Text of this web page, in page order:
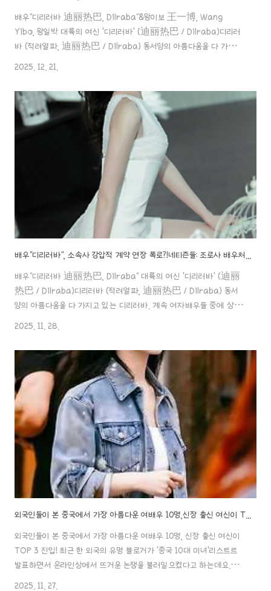
배우"디리러바 迪丽热巴, Dilraba"&왕이보 王一博, Wang
Yibo, 왕일박 대륙의 여신 ‘디리러바’ (迪丽热巴 / Dilraba)디리러
바 (적려열파, 迪丽热巴 / Dilraba) 동서양의 아름다움을 다 가지고
반전미가 가득 “왕이보” (王 一博, Wáng Yībó)왕이보 (王 一博
Wáng Yībó) 굉장히 샤이가이인데, 정열적이고, 굉장히 무뚝뚝한데, 또
댕댕이스럽고. 보면 볼수록 볼매라 하죠. 딱 그 말이 맞는 거 같아요..! 반
전미가 가득한 왕이보에 대한 포스aaa888000.com ✖️ 두 톱스타의
열애설, 설마 이 둘이?!그런데 결과는 대반전..
2025. 12. 21.
배우"디리러바 迪丽热巴, Dilraba" 대륙의 여신 ‘디리러바’ (迪丽
热巴 / Dilraba)디리러바 (적려열파, 迪丽热巴 / Dilraba) 동서
양의 아름다움을 다 가지고 있는 디리러바. 계속 여자배우들 중에 상위
인기순위를 차지하고 있는 배우예요. 그녀에 대한 인물 탐구 포스팅! 시
폭로?!네티즌들: 조로사 배우처럼 탈출하기 위해 이 방법을 쓴다는 소문!
배우"디리러바", '비밀결혼&출산설' 의 후유증?!건강 이상 신호 뒤에 숨
은 또 다른 사정..!배우"디리러바 迪丽热巴, Dilraba" 대륙의 여신
‘디리러바’ (迪丽热巴 / Dilraba)디리러바 (적려열파, 迪丽热巴 /
Dilraba) 동서양의 아름..
2025. 11. 28.
외국인들이 본 중국에서 가장 아름다운 여배우 10명, 신장 출신 여신이
TOP 3 진입! 최근 한 외국의 유명 블로거가 '중국 10대 미녀'리스트르
발표하면서 온라인상에서 뜨거운 논쟁을 불러일으켰다고 하는데요.이
2025. 11. 27.